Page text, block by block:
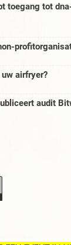
toegang tot
airfryer?
audit